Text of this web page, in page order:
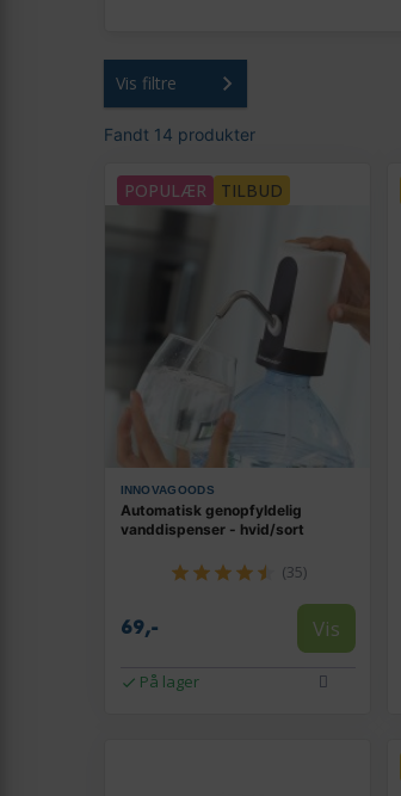
Vis filtre
Fandt 14 produkter
POPULÆR TILBUD
INNOVAGOODS
Automatisk genopfyldelig
vanddispenser - hvid/sort
(35)
69,- Vis
På lager